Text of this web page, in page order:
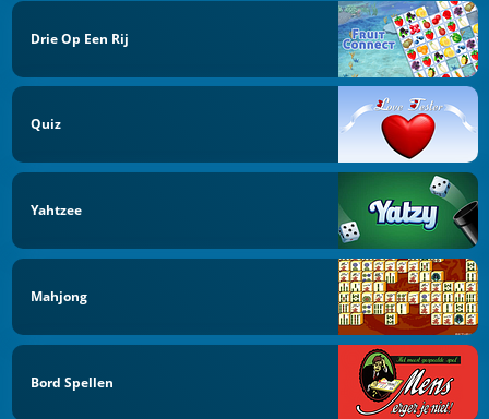
Drie Op Een Rij
Quiz
Yahtzee
Mahjong
Bord Spellen